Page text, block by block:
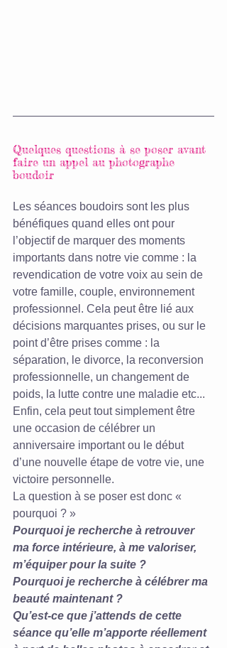
Quelques questions à se poser avant
faire un appel au photographe
boudoir
Les séances boudoirs sont les plus
bénéfiques quand elles ont pour
l’objectif de marquer des moments
importants dans notre vie comme : la
revendication de votre voix au sein de
votre famille, couple, environnement
professionnel. Cela peut être lié aux
décisions marquantes prises, ou sur le
point d’être prises comme : la
séparation, le divorce, la reconversion
professionnelle, un changement de
poids, la lutte contre une maladie etc...
Enfin, cela peut tout simplement être
une occasion de célébrer un
anniversaire important ou le début
d’une nouvelle étape de votre vie, une
victoire personnelle.
La question à se poser est donc «
pourquoi ? »
Pourquoi je recherche à retrouver
ma force intérieure, à me valoriser,
m’équiper pour la suite ?
Pourquoi je recherche à célébrer ma
beauté maintenant ?
Qu’est-ce que j’attends de cette
séance qu’elle m’apporte réellement